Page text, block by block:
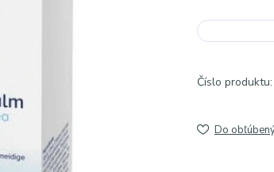
Číslo produktu:
Do